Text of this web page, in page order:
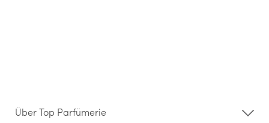
Über Top Parfümerie